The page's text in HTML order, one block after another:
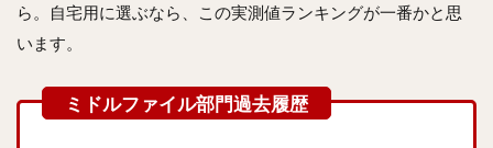
ら。自宅用に選ぶなら、この実測値ランキングが一番かと思
います。